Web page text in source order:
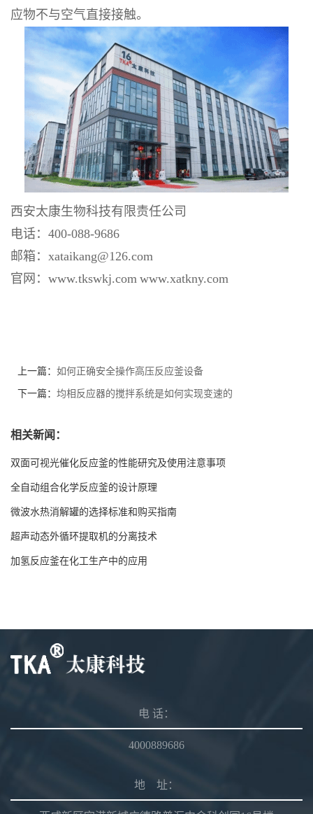
应物不与空气直接接触。
西安太康生物科技有限责任公司
电话： 400-088-9686
邮箱： xataikang@126.com
官网： www.tkswkj.com www.xatkny.com
上一篇： 如何正确安全操作高压反应釜设备
下一篇： 均相反应器的搅拌系统是如何实现变速的
相关新闻：
双面可视光催化反应釜的性能研究及使用注意事项
全自动组合化学反应釜的设计原理
微波水热消解罐的选择标准和购买指南
超声动态外循环提取机的分离技术
加氢反应釜在化工生产中的应用
电 话：
4000889686
地 址：